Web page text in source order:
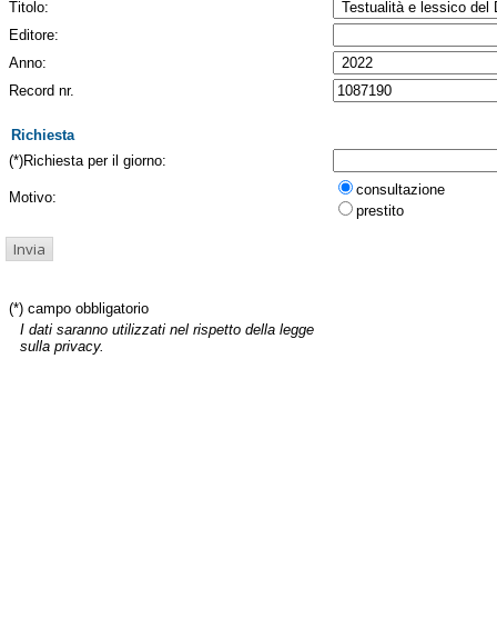
Titolo:
Editore:
Anno:
Record nr.
Richiesta
(*)Richiesta per il giorno:
Motivo:
consultazione
prestito
(*) campo obbligatorio
I dati saranno utilizzati nel rispetto della legge
sulla privacy.